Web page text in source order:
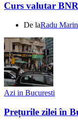
Curs valutar
De laRadu
Azi in Bucuresti
Prețurile zilei în